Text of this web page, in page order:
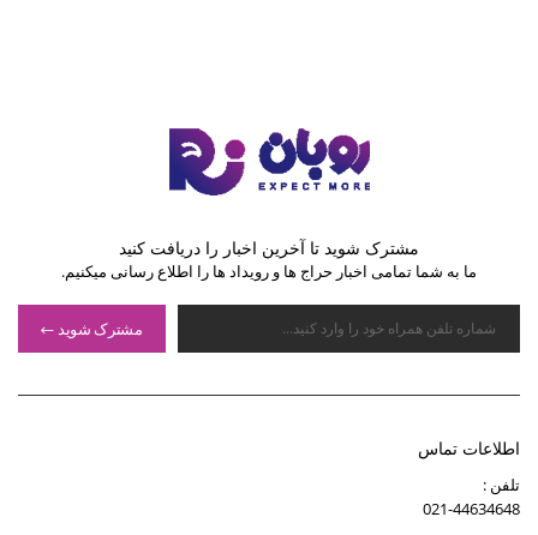
مشترک شوید تا آخرین اخبار را دریافت کنید
ما به شما تمامی اخبار حراج ها و رویداد ها را اطلاع رسانی میکنیم.
مشترک شوید
اطلاعات تماس
تلفن :
021-44634648